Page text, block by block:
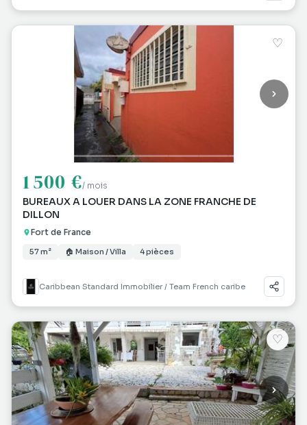
♡
1 500 €/ mois
BUREAUX A LOUER DANS LA ZONE FRANCHE DE
DILLON
Fort de France
57 m² 🏠 Maison / Villa 4 pièces
Caribbean Standard Immobilier / Team French caribe
♡